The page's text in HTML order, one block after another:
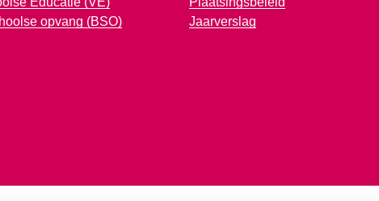
opvang (BSO)
Jaarverslag